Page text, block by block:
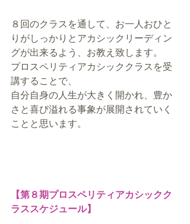
８回のクラスを通して、お一人おひと
りがしっかりとアカシックリーディン
グが出来るよう、お教え致します。
プロスペリティアカシッククラスを受
講することで、
自分自身の人生が大きく開かれ、豊か
さと喜び溢れる事象が展開されていく
ことと思います。
【第８期プロスペリティアカシックク
ラススケジュール】